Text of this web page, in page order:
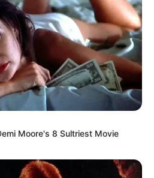
Moore's 8 Sultriest Movie